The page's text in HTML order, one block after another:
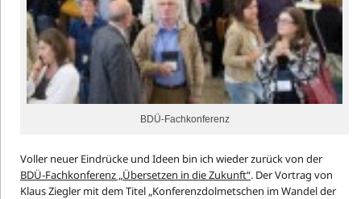
BDÜ-Fachkonferenz
Voller neuer Eindrücke und Ideen bin ich wieder zurück von der
BDÜ-Fachkonferenz „Übersetzen in die Zukunft“. Der Vortrag von
Klaus Ziegler mit dem Titel „Konferenzdolmetschen im Wandel der